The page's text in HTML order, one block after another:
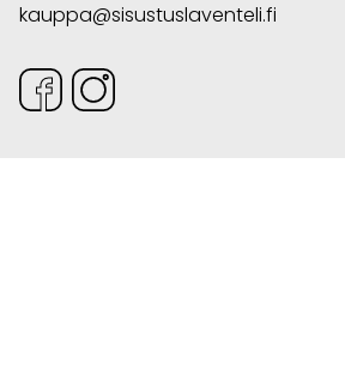
kauppa@sisustuslaventeli.fi